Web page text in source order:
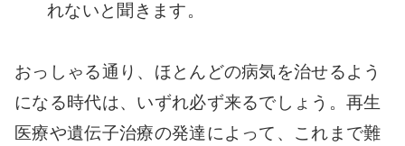
れないと聞きます。
おっしゃる通り、ほとんどの病気を治せるよう
になる時代は、いずれ必ず来るでしょう。再生
医療や遺伝子治療の発達によって、これまで難